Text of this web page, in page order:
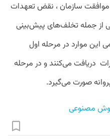
موافقت سازمان ، نقض تعهدات
از جمله تخلف‌های پیش‌بینی
این موارد در مرحله اول
دریافت می‌کنند و در مرحله
صورت می‌گیرد.
هوش مصنوعی